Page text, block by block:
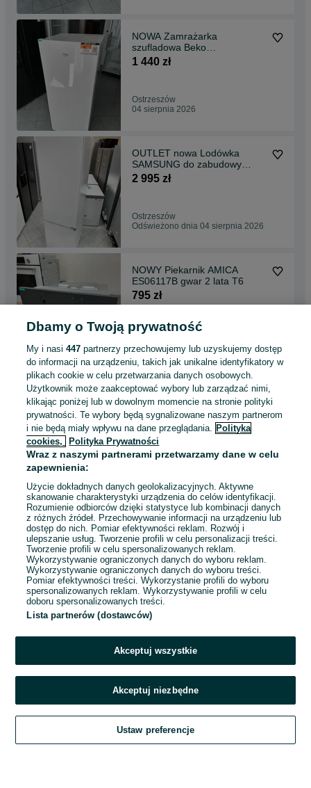
NOWA Zamrażarka
szufladowa Beko
RFSA240M41WN 215 litrów
1 440 zł
Ostrzeszów
04 sierpnia 2026
OUTLET nowa Lodówka
SAMSUNG do zabudowy
BRB70F30BES0 193,5 cm
2 995 zł
Ostrzeszów
Odświeżono dnia 04 sierpnia 2026
NOWY Piekarnik AMICA
ES06117B gwar 2 lata T6
795 zł
Ostrzeszów
OUTLET nowa GORENJE
Kuchnia gaz-ele GKS6C71XF
gwar 2 lata U3
1 285 zł
Ostrzeszów
04 sierpnia 2026
1 ... 4 ... 11
Zadzwoń / SMS
Szukaj Obserwujesz Dodaj Czat Konto
Dbamy o Twoją prywatność
My i nasi447 partnerzy przechowujemy lub uzyskujemy dostęp
do informacji na urządzeniu, takich jak unikalne identyfikatory w
plikach cookie w celu przetwarzania danych osobowych.
Użytkownik może zaakceptować wybory lub zarządzać nimi,
klikając poniżej lub w dowolnym momencie na stronie polityki
prywatności. Te wybory będą sygnalizowane naszym partnerom
i nie będą miały wpływu na dane przeglądania. Polityka
cookies,
Polityka Prywatności
Wraz z naszymi partnerami przetwarzamy dane w celu
zapewnienia:
Użycie dokładnych danych geolokalizacyjnych. Aktywne
skanowanie charakterystyki urządzenia do celów identyfikacji.
Rozumienie odbiorców dzięki statystyce lub kombinacji danych
z różnych źródeł. Przechowywanie informacji na urządzeniu lub
dostęp do nich. Pomiar efektywności reklam. Rozwój i
ulepszanie usług. Tworzenie profili w celu personalizacji treści.
Tworzenie profili w celu spersonalizowanych reklam.
Wykorzystywanie ograniczonych danych do wyboru reklam.
Wykorzystywanie ograniczonych danych do wyboru treści.
Pomiar efektywności treści. Wykorzystanie profili do wyboru
spersonalizowanych reklam. Wykorzystywanie profili w celu
doboru spersonalizowanych treści.
Lista partnerów (dostawców)
Akceptuj wszystkie
Akceptuj niezbędne
Ustaw preferencje